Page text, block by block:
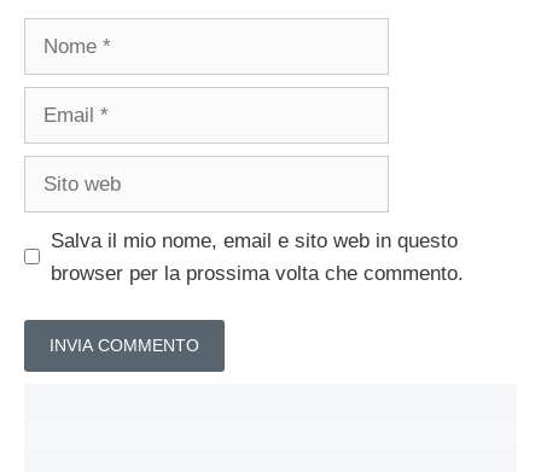
Nome
Email
Sito
Salva il mio nome, email e sito web in questo
browser per la prossima volta che commento.